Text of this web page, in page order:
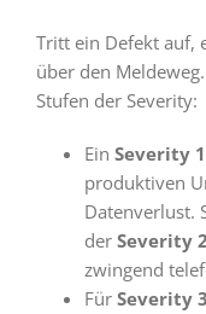
Tritt ein Defekt auf,
über den
Stufen der Severity:
Ein Severity 1
produktiven
Datenverlust.
der Severity 2
zwingend
Für Severity